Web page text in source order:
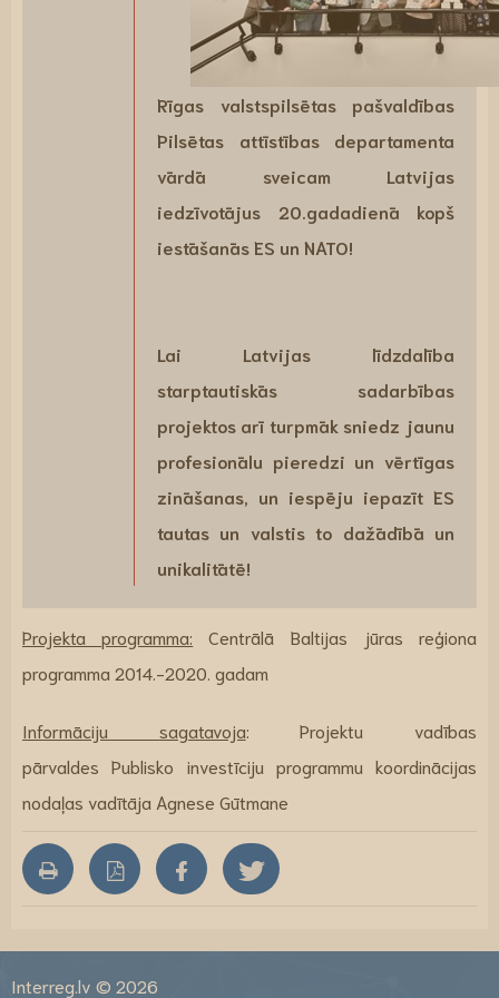
Rīgas valstspilsētas pašvaldības
Pilsētas attīstības departamenta
vārdā sveicam Latvijas
iedzīvotājus 20.gadadienā kopš
iestāšanās ES un NATO!
Lai Latvijas līdzdalība
starptautiskās sadarbības
projektos arī turpmāk sniedz jaunu
profesionālu pieredzi un vērtīgas
zināšanas, un iespēju iepazīt ES
tautas un valstis to dažādībā un
unikalitātē!
Projekta programma: Centrālā Baltijas jūras reģiona
programma 2014.-2020. gadam
Informāciju sagatavoja: Projektu vadības
pārvaldes Publisko investīciju programmu koordinācijas
nodaļas vadītāja Agnese Gūtmane
Interreg.lv © 2026